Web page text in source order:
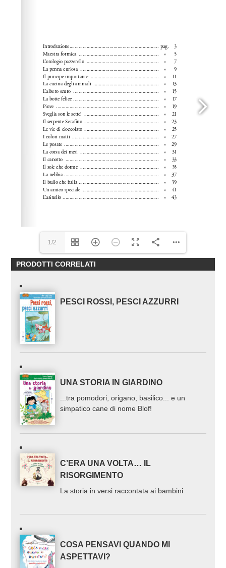
1/2
PRODOTTI CORRELATI
PESCI ROSSI, PESCI AZZURRI
UNA STORIA IN GIARDINO
...tra pomodori, origano, basilico... e un
simpatico cane di nome Blof!
C’ERA UNA VOLTA… IL
RISORGIMENTO
La storia in versi raccontata ai bambini
COSA PENSAVI QUANDO MI
ASPETTAVI?